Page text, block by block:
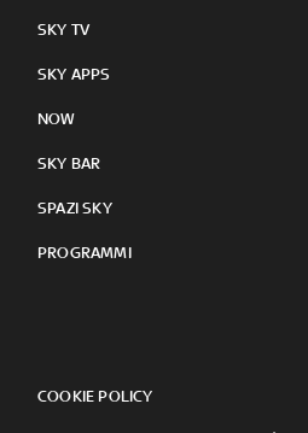
SKY TV
SKY APPS
NOW
SKY BAR
SPAZI SKY
PROGRAMMI
COOKIE POLICY